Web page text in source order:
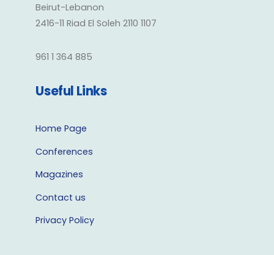
Beirut-Lebanon
2416-11 Riad El Soleh 2110 1107
961 1 364 885
Useful Links
Home Page
Conferences
Magazines
Contact us
Privacy Policy